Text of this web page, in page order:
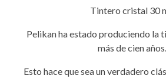
Tintero cristal 30
Pelikan ha estado produciendo la
más de cien años.
Esto hace que sea un verdadero